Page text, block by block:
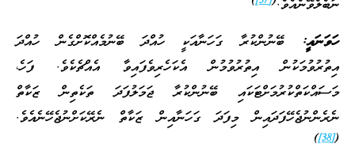
ނުބެލެވޭނެއެވެ.
ހަވަނައީ:
ބޭނުންކުރާ ގަހަނާއަކީ ހުއްދަ ބޭނުމެއްކޮށްގެން ހުއްދަ
އިތުރުވުމަކުން އިތުރުވުމުން އެކަހެރިވެފައިވާ އެއްޗެކެވެ. ފަހެ،
މަސައްކަތްކުރުމަށްޓަކައި ބޭނުންކުރާ ޖަމަލުފަދަ ތަކެތިން ޒަކާތް
ނެރެންނުޖެހޭފަދައިން މިފަދަ ގަހަނާއިން ޒަކާތް ނެރޭކަށްނުޖެހޭނެއެވެ.
(
[38]
)